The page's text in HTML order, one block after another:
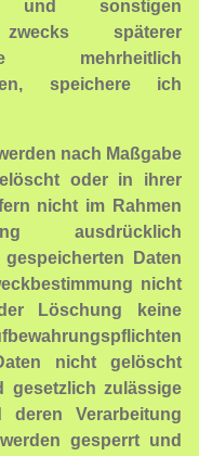
und sonstigen
späterer
mehrheitlich
speichere ich
nach Maßgabe
oder in ihrer
nicht im Rahmen
ausdrücklich
Daten
nicht
Löschung keine
nicht gelöscht
gesetzlich zulässige
Verarbeitung
gesperrt und